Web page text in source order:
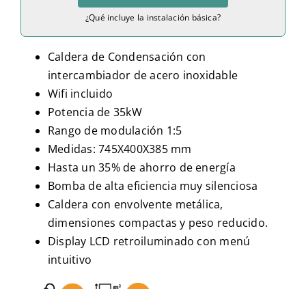
¿Qué incluye la instalación básica?
Caldera de Condensación con
intercambiador de acero inoxidable
Wifi incluido
Potencia de 35kW
Rango de modulación 1:5
Medidas: 745X400X385 mm
Hasta un 35% de ahorro de energía
Bomba de alta eficiencia muy silenciosa
Caldera con envolvente metálica,
dimensiones compactas y peso reducido.
Display LCD retroiluminado con menú
intuitivo